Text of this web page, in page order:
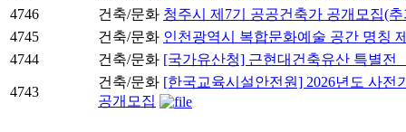
4746
건축/문화 청주시 제7기 공공건축가 공개모집(
4745
건축/문화 인천광역시 복합문화예술 공간 명칭
4744
건축/문화 [국가유산청] 근현대건축유산 특별전
4743
건축/문화 [한국교육시설안전원] 2026년도 사전
공개모집